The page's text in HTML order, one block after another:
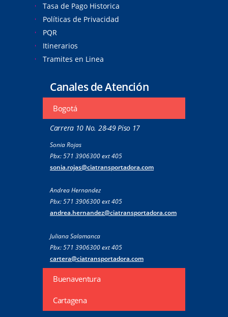
Tasa de Pago Historica
Políticas de Privacidad
PQR
Itinerarios
Tramites en Linea
Canales de Atención
Bogotá
Carrera 10 No. 28-49 Piso 17
Sonia Rojas
Pbx: 571 3906300 ext 405
sonia.rojas@ciatransportadora.com
Andrea Hernandez
Pbx: 571 3906300 ext 405
andrea.hernandez@ciatransportadora.com
Juliana Salamanca
Pbx: 571 3906300 ext 405
cartera@ciatransportadora.com
Buenaventura
Cartagena